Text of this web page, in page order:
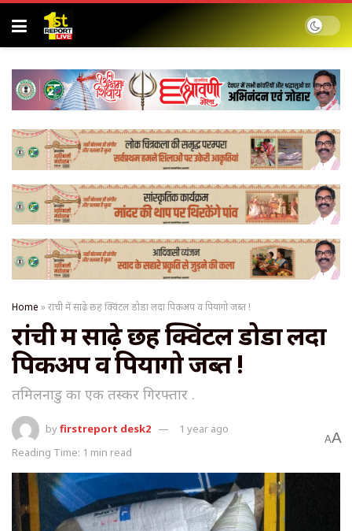
Home »रांची में साढ़े छह क्विंटल डोडा लदा पिकअप व पियागो जब्त !
रांची में साढ़े छह क्विंटल डोडा लदा
पिकअप व पियागो जब्त !
तमिलनाडु का एक तस्कर गिरफ्तार .
byfirstreport desk2
1 year ago
Reading Time: 1 min read
AA